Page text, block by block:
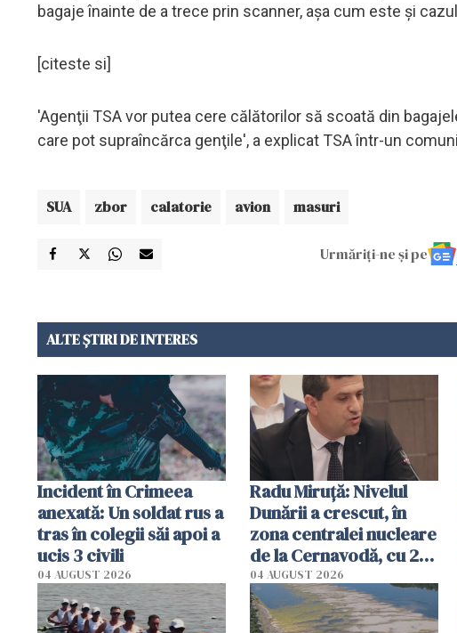
bagaje înainte de a trece prin scanner, aşa cum este şi
[citeste si]
'Agenţii TSA vor putea cere călătorilor să scoată din
care pot supraîncărca genţile', a explicat TSA într-un
SUA zbor calatorie avion masuri
Urmăriți-ne și pe
ALTE ȘTIRI DE INTERES
Incident în Crimeea
anexată: Un soldat rus a
tras în colegii săi apoi a
ucis 3 civili
04 AUGUST 2026
Radu Miruţă: Nivelul
Dunării a crescut, în
zona centralei nucleare
de la Cernavodă, cu 2
cm faţă de ziua trecută
04 AUGUST 2026